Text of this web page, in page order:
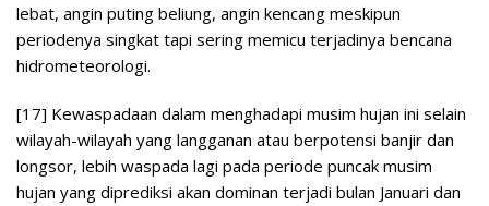
lebat, angin puting beliung, angin kencang meskipun
periodenya singkat tapi sering memicu terjadinya bencana
hidrometeorologi.
[17] Kewaspadaan dalam menghadapi musim hujan ini selain
wilayah-wilayah yang langganan atau berpotensi banjir dan
longsor, lebih waspada lagi pada periode puncak musim
hujan yang diprediksi akan dominan terjadi bulan Januari dan